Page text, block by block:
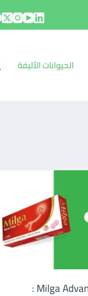
الحيوانات الأليفة
ميلجا ادفانس اقراص Milga Advance :